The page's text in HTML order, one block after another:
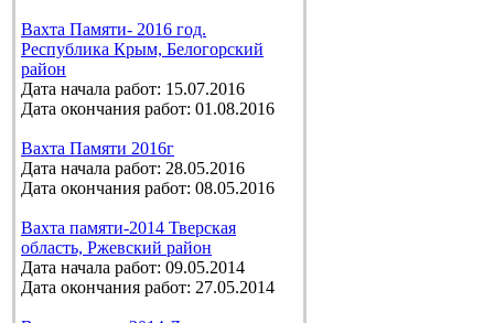
Вахта Памяти- 2016 год.
Республика Крым, Белогорский
район
Дата начала работ: 15.07.2016
Дата окончания работ: 01.08.2016
Вахта Памяти 2016г
Дата начала работ: 28.05.2016
Дата окончания работ: 08.05.2016
Вахта памяти-2014 Тверская
область, Ржевский район
Дата начала работ: 09.05.2014
Дата окончания работ: 27.05.2014